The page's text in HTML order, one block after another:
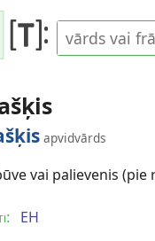
apvidvārds
vai palievenis (pie
EH